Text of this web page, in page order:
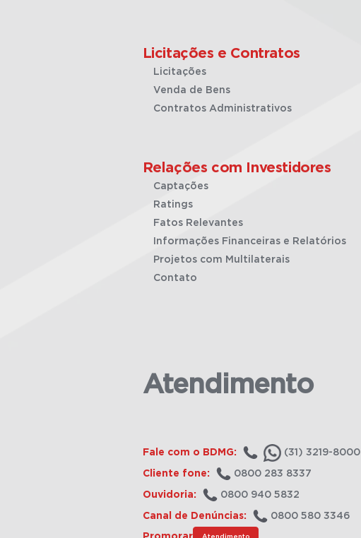
Licitações e Contratos
Licitações
Venda de Bens
Contratos Administrativos
Relações com Investidores
Captações
Ratings
Fatos Relevantes
Informações Financeiras e Relatórios
Projetos com Multilaterais
Contato
Atendimento
Fale com o BDMG: (31) 3219-8000
Cliente fone: 0800 283 8337
Ouvidoria: 0800 940 5832
Canal de Denúncias: 0800 580 3346
Atendimento